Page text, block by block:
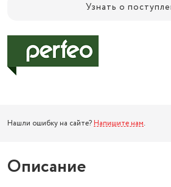
Узнать о
Нашли ошибку на сайте? Напишите нам.
Описание